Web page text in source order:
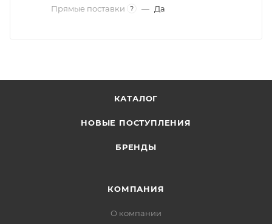
Прямые поставки
? — Да
КАТАЛОГ
НОВЫЕ ПОСТУПЛЕНИЯ
БРЕНДЫ
КОМПАНИЯ
О компании